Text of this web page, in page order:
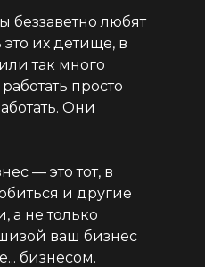
беззаветно любят
их детище, в
так много
просто
Они
— это тот, в
и другие
а не только
ваш бизнес
бизнесом.